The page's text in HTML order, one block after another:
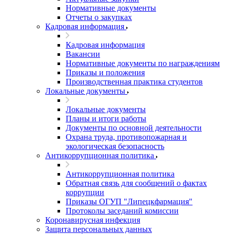
Нормативные документы
Отчеты о закупках
Кадровая информация
Кадровая информация
Вакансии
Нормативные документы по награждениям
Приказы и положения
Производственная практика студентов
Локальные документы
Локальные документы
Планы и итоги работы
Документы по основной деятельности
Охрана труда, противопожарная и
экологическая безопасность
Антикоррупционная политика
Антикоррупционная политика
Обратная связь для сообщений о фактах
коррупции
Приказы ОГУП "Липецкфармация"
Протоколы заседаний комиссии
Коронавирусная инфекция
Защита персональных данных